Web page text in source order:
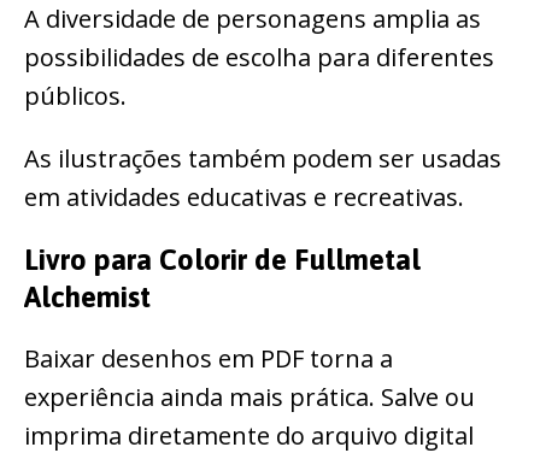
A diversidade de personagens amplia as
possibilidades de escolha para diferentes
públicos.
As ilustrações também podem ser usadas
em atividades educativas e recreativas.
Livro para Colorir de Fullmetal
Alchemist
Baixar desenhos em PDF torna a
experiência ainda mais prática. Salve ou
imprima diretamente do arquivo digital